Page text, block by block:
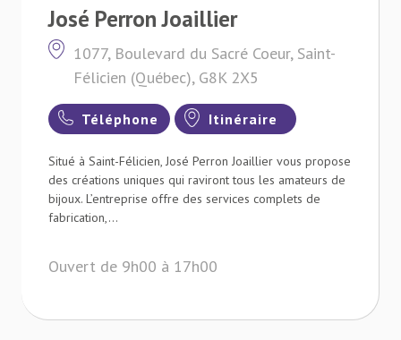
José Perron Joaillier
1077, Boulevard du Sacré Coeur, Saint-
Félicien (Québec), G8K 2X5
Téléphone Itinéraire
Situé à Saint-Félicien, José Perron Joaillier vous propose
des créations uniques qui raviront tous les amateurs de
bijoux. L’entreprise offre des services complets de
fabrication,...
Ouvert de 9h00 à 17h00